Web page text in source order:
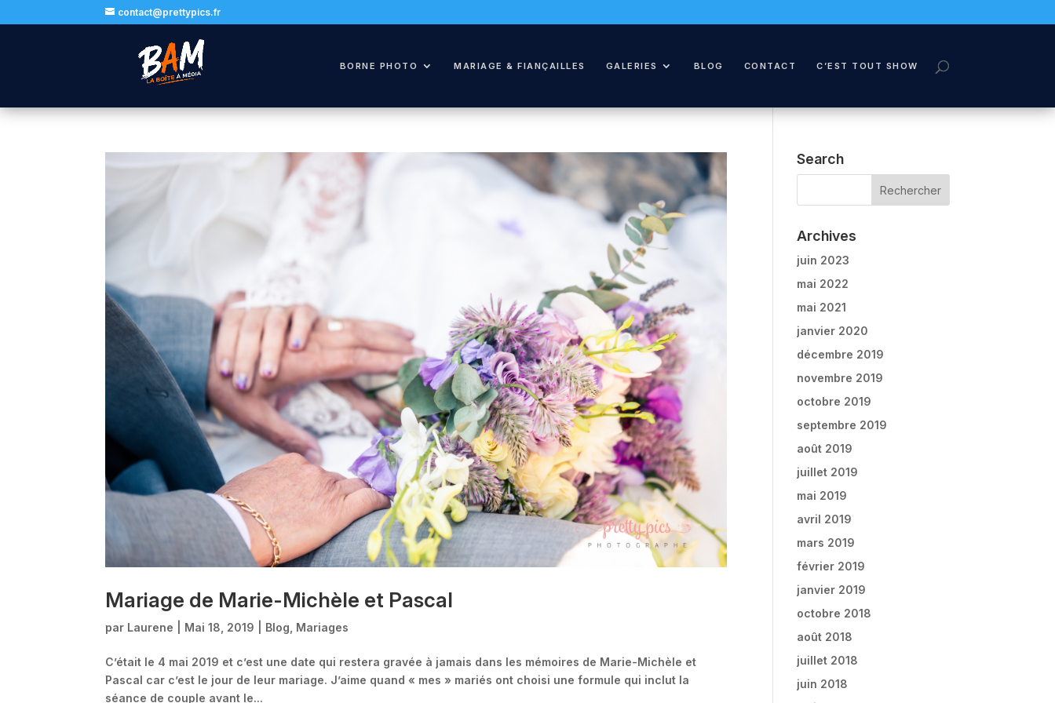
contact@prettypics.fr
BORNE PHOTO MARIAGE & FIANÇAILLES GALERIES BLOG CONTACT C’EST TOUT SHOW
Mariage de Marie-Michèle et Pascal
par Laurene Mai 18, 2019 Blog Mariages
C’était le 4 mai 2019 et c’est une date qui restera gravée à jamais dans les mémoires de Marie-Michèle et
Pascal car c’est le jour de leur mariage. J’aime quand « mes » mariés ont choisi une formule qui inclut la
séance de couple avant le...
Search
Archives
juin 2023
mai 2022
mai 2021
janvier 2020
décembre 2019
novembre 2019
octobre 2019
septembre 2019
août 2019
juillet 2019
mai 2019
avril 2019
mars 2019
février 2019
janvier 2019
octobre 2018
août 2018
juillet 2018
juin 2018